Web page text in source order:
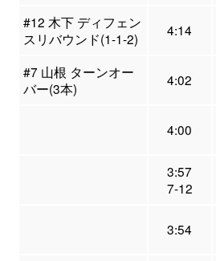
#12 木下 ディフェン
スリバウンド(1-1-2)
4:14
#7 山根 ターンオー
バー(3本)
4:02
4:00
3:57
7-12
3:54